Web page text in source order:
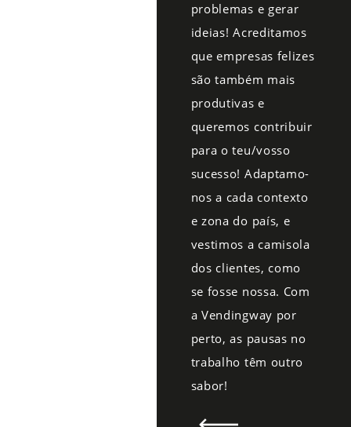
problemas e gerar
ideias! Acreditamos
que empresas felizes
são também mais
produtivas e
queremos contribuir
para o teu/vosso
sucesso! Adaptamo-
nos a cada contexto
e zona do país, e
vestimos a camisola
dos clientes, como
se fosse nossa. Com
a Vendingway por
perto, as pausas no
trabalho têm outro
sabor!